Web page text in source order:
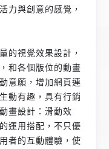
力與創意的感覺，
的視覺效果設計，
和各個版位的動畫
意願，增加網頁連
動有趣，具有行銷
畫設計：滑動效
運用搭配，不只優
者的互動體驗，使